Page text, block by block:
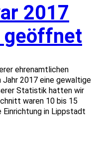
2017
geöffnet
ehrenamtlichen
Jahr 2017 eine gewaltige
Statistik hatten wir
waren 10 bis 15
Einrichtung in Lippstadt